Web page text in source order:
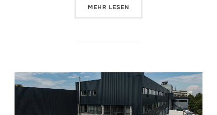
MEHR ÜBER „PARKFLÄCHEN“
LESEN